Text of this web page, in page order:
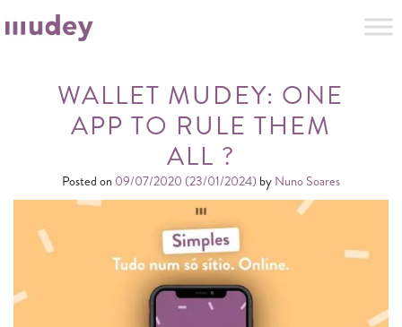
WALLET MUDEY: ONE
APP TO RULE THEM
ALL ?
Posted on 09/07/2020 (23/01/2024) byNuno Soares